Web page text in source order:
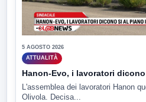
5 AGOSTO 2026
ATTUALITÀ
Hanon-Evo, i lavoratori
L'assemblea dei lavoratori Hanon
Olivola. Decisa...